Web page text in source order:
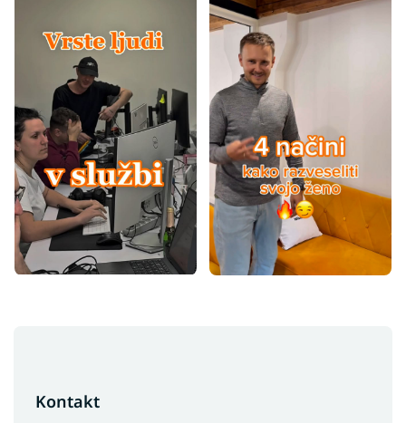
Kontakt